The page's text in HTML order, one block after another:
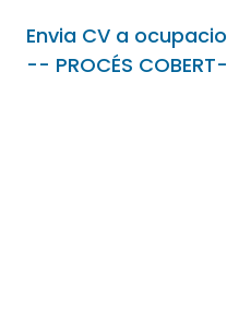
Envia CV a
-- PROCÉS